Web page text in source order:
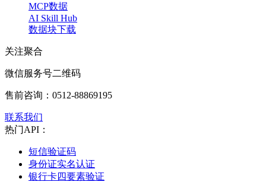
MCP数据
AI Skill Hub
数据块下载
关注聚合
微信服务号二维码
售前咨询： 0512-88869195
联系我们
热门API：
短信验证码
身份证实名认证
银行卡四要素验证